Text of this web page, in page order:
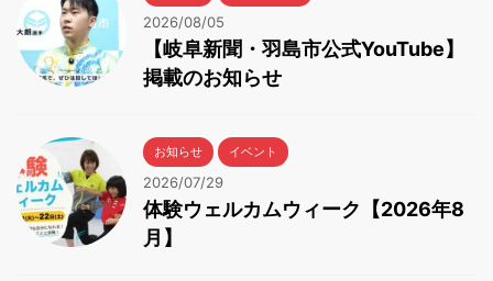
2026/08/05
【岐阜新聞・羽島市公式YouTube】
掲載のお知らせ
お知らせ イベント
2026/07/29
体験ウェルカムウィーク【2026年8
月】